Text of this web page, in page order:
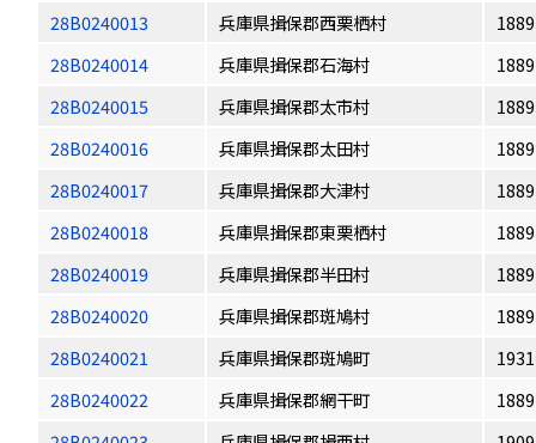
28B0240013
兵庫県揖保郡西栗栖村
28B0240014
兵庫県揖保郡石海村
28B0240015
兵庫県揖保郡太市村
28B0240016
兵庫県揖保郡太田村
28B0240017
兵庫県揖保郡大津村
28B0240018
兵庫県揖保郡東栗栖村
28B0240019
兵庫県揖保郡半田村
28B0240020
兵庫県揖保郡斑鳩村
28B0240021
兵庫県揖保郡斑鳩町
28B0240022
兵庫県揖保郡網干町